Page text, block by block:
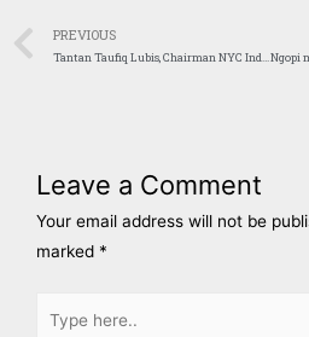
PREVIOUS
Tantan Taufiq Lubis, Chairman NYC Indonesia gives his highest appreciation to all SAR teams
Leave a Comment
Your email address will not be
marked *